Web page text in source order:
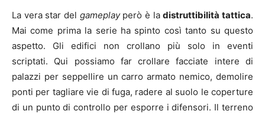
La vera star del gameplayperò è ladistruttibilità tattica.
Mai come prima la serie ha spinto così tanto su questo
aspetto. Gli edifici non crollano più solo in eventi
scriptati. Qui possiamo far crollare facciate intere di
palazzi per seppellire un carro armato nemico, demolire
ponti per tagliare vie di fuga, radere al suolo le coperture
di un punto di controllo per esporre i difensori. Il terreno